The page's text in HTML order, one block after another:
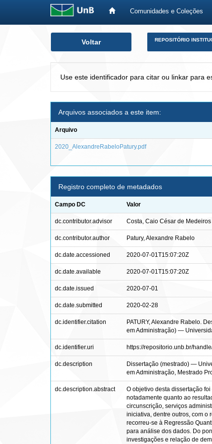
Comunidades e Coleções
Voltar REPOSITÓRIO
Use este identificador para citar ou linkar para
Arquivos associados a este item:
Arquivo
2020_AlexandreRabeloPatury.pdf
Registro completo de metadados
Campo DC Valor
dc.contributor.advisor Costa, Caio César de Medeiros
dc.contributor.author Patury, Alexandre Rabelo
dc.date.accessioned 2020-07-01T15:07:20Z
dc.date.available 2020-07-01T15:07:20Z
dc.date.issued 2020-07-01
dc.date.submitted 2020-02-28
dc.identifier.citation
PATURY, Alexandre Rabelo.
em Administração) —
dc.identifier.uri https://repositorio.unb.br/
dc.description
Dissertação (mestrado) —
em Administração, Mestrado
dc.description.abstract
O objetivo desta dissertação
notadamente quanto ao
circunscrição, serviços
iniciativa, dentre outros, com o
recorreu-se à Regressão
para análise dos dados. Do
investigações e relação de